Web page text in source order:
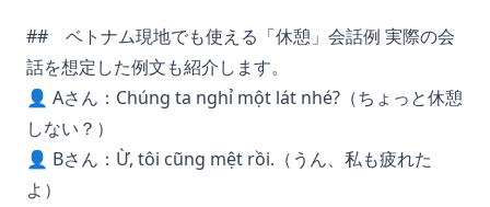
## ベトナム現地でも使える「休憩」会話例 実際の会
話を想定した例文も紹介します。
👤 Aさん：Chúng ta nghỉ một lát nhé?（ちょっと休憩
しない？）
👤 Bさん：Ừ, tôi cũng mệt rồi.（うん、私も疲れた
よ）